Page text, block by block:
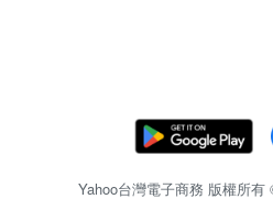
Yahoo台灣電子商務 版權所